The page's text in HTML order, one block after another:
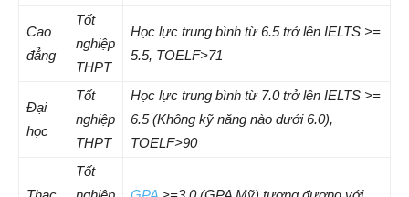
Cao
đẳng
Tốt
nghiệp
THPT
Học lực trung bình từ 6.5 trở lên IELTS >=
5.5, TOELF>71
Đại
học
Tốt
nghiệp
THPT
Học lực trung bình từ 7.0 trở lên IELTS >=
6.5 (Không kỹ năng nào dưới 6.0),
TOELF>90
Tốt